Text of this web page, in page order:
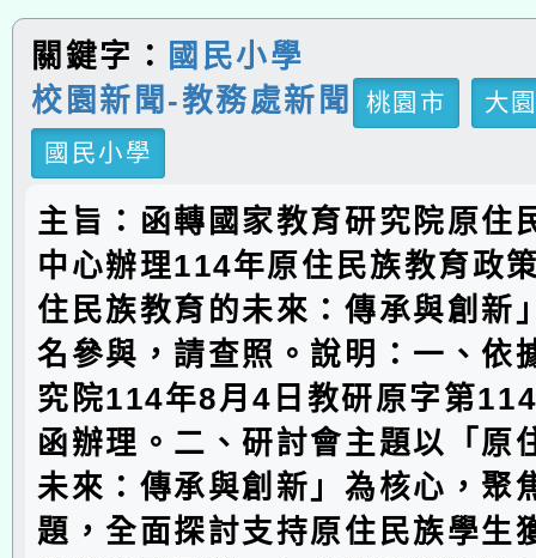
關鍵字：
國民小學
校園新聞-教務處新聞
桃園市
大
國民小學
主旨：函轉國家教育研究院原住
中心辦理114年原住民族教育政
住民族教育的未來：傳承與創新
名參與，請查照。說明：一、依
究院114年8月4日教研原字第
函辦理。二、研討會主題以「原
未來：傳承與創新」為核心，聚
題，全面探討支持原住民族學生